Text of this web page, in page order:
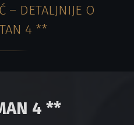
– DETALJNIJE O
4 **
4 **